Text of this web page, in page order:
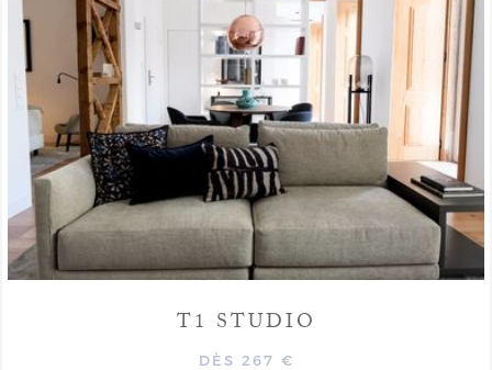
T1 STUDIO
DÈS 267 €